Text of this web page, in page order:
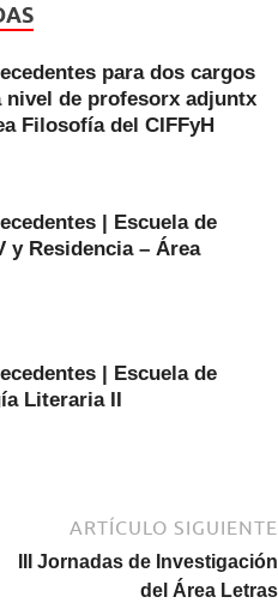
para dos cargos
de profesorx adjuntx
Filosofía del CIFFyH
| Escuela de
y Residencia – Área
| Escuela de
Literaria II
ARTÍCULO SIGUIENTE
III Jornadas de Investigación
del Área Letras